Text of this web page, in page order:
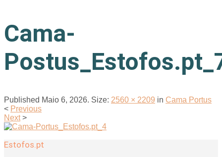
Cama-
Published Maio 6, 2026. Size: 2560 × 2209 in Cama Portus
< Previous
Next >
Estofos.pt